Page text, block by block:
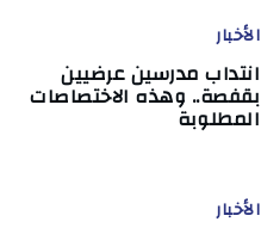
الأخبار
انتداب مدرسين عرضيين
بقفصة.. وهذه الاختصاصات
المطلوبة
الأخبار